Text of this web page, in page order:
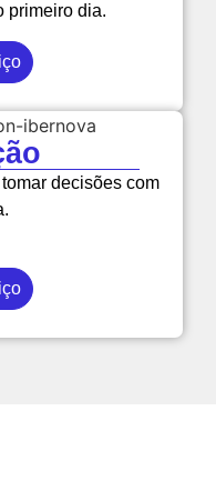
primeiro dia.
decisões com